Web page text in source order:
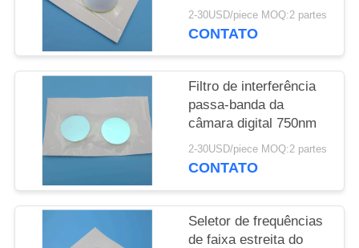
2-30USD/piece MOQ:2 partes
CONTATO
Filtro de interferência
passa-banda da
câmara digital 750nm
2-30USD/piece MOQ:2 partes
CONTATO
Seletor de frequências
de faixa estreita do